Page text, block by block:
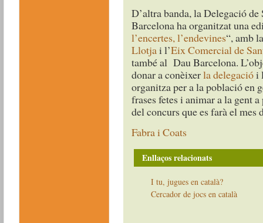
D’altra banda, la Delegació
Barcelona ha organitzat una
l’encertes, l’endevines“, amb
Llotjai l’Eix Comercial de
també al Dau Barcelona.
donar a conèixerla delegaciói
organitza per a la població en
frases fetes i animar a la gent
del concurs que es farà el mes
Fabra i Coats
Enllaços relacionats
I tu, jugues en català?
Cercador de jocs en català